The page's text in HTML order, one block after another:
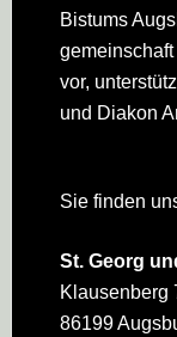
Bistums
vor,
und Diakon
Sie finden
St. Georg
Klausenberg
86199